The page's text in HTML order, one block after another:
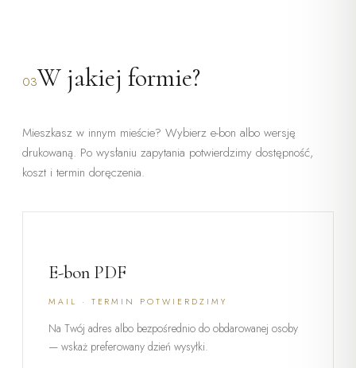
03W jakiej formie?
Mieszkasz w innym mieście? Wybierz e-bon albo wersję
drukowaną. Po wysłaniu zapytania potwierdzimy dostępność,
koszt i termin doręczenia.
E-bon PDF
MAIL · TERMIN POTWIERDZIMY
Na Twój adres albo bezpośrednio do obdarowanej osoby
— wskaż preferowany dzień wysyłki.